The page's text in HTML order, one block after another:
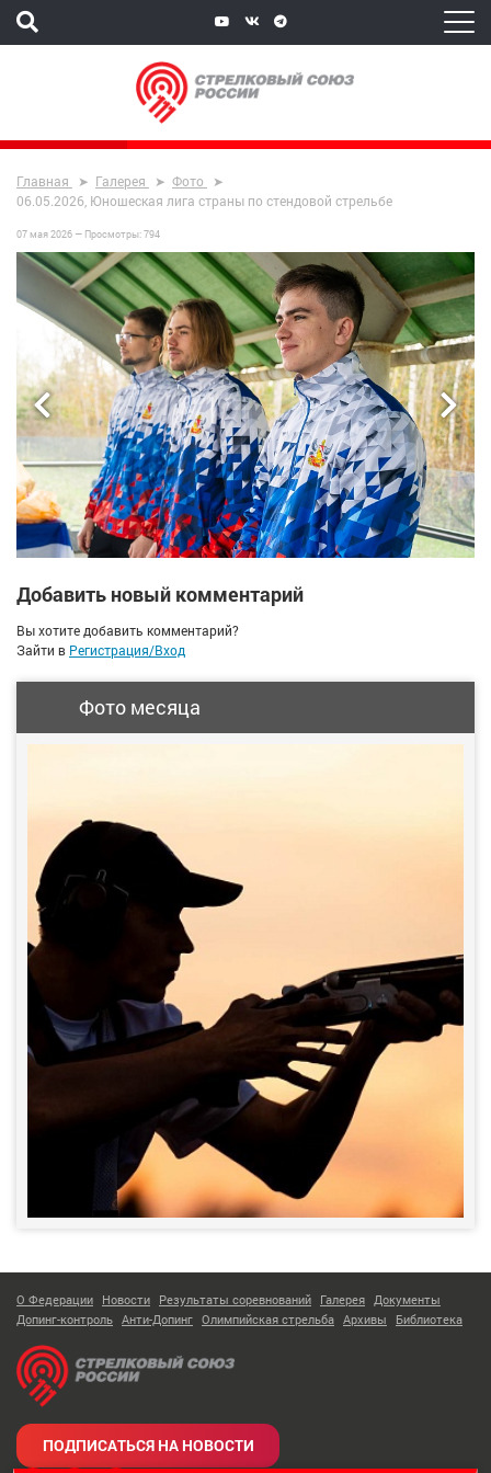
Главная Галерея
Фото
06.05.2026, Юношеская лига страны по стендовой стрельбе
07 мая 2026 — Просмотры:794
Добавить новый комментарий
Вы хотите добавить комментарий?
Зайти в Регистрация/Вход
Фото месяца
О Федерации Новости Результаты соревнований Галерея Документы
Допинг-контроль Анти-Допинг Олимпийская стрельба Архивы Библиотека
ПОДПИСАТЬСЯ НА НОВОСТИ